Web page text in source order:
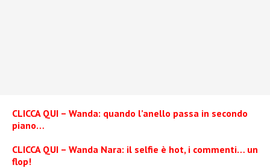
CLICCA QUI – Wanda: quando l’anello passa in secondo
piano…
CLICCA QUI – Wanda Nara: il selfie è hot, i commenti… un
flop!